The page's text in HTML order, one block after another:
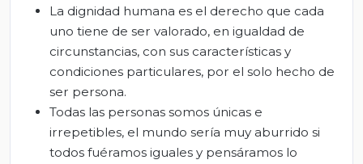
La dignidad humana es el derecho que cada
uno tiene de ser valorado, en igualdad de
circunstancias, con sus características y
condiciones particulares, por el solo hecho de
ser persona.
Todas las personas somos únicas e
irrepetibles, el mundo sería muy aburrido si
todos fuéramos iguales y pensáramos lo